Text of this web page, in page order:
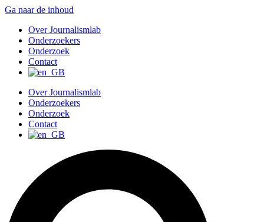
Ga naar de inhoud
Over Journalismlab
Onderzoekers
Onderzoek
Contact
Over Journalismlab
Onderzoekers
Onderzoek
Contact